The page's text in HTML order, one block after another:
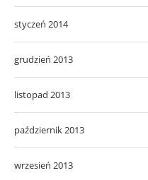
styczeń 2014
grudzień 2013
listopad 2013
październik 2013
wrzesień 2013